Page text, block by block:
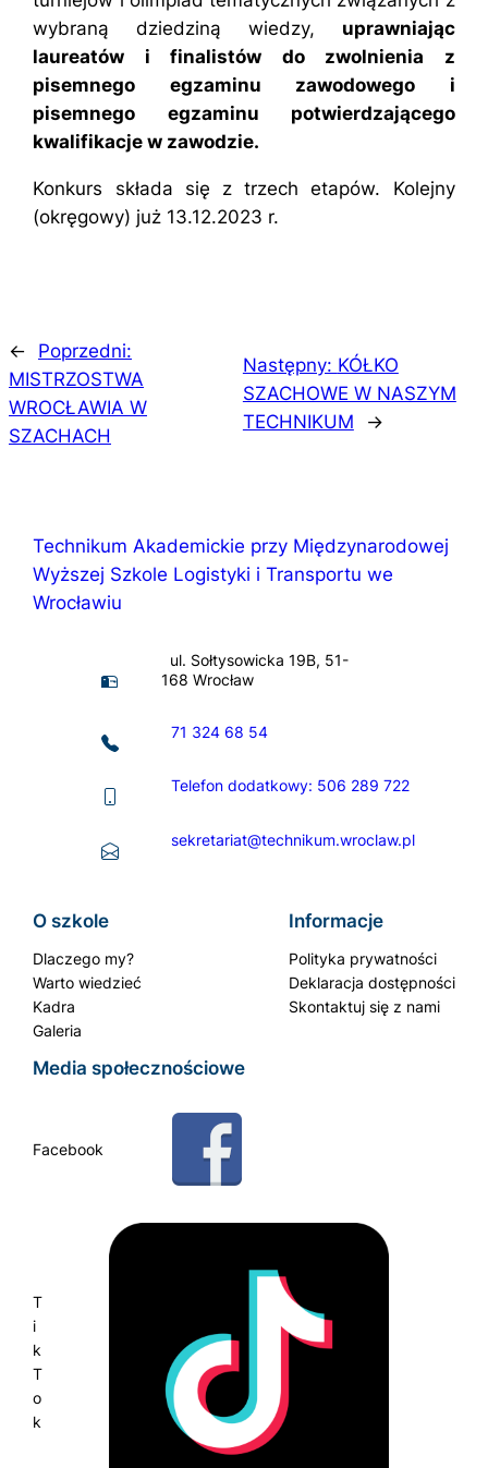
wybraną dziedziną wiedzy, uprawniając
laureatów i finalistów do zwolnienia z
pisemnego egzaminu zawodowego i
pisemnego egzaminu potwierdzającego
kwalifikacje w zawodzie.
Konkurs składa się z trzech etapów. Kolejny
(okręgowy) już 13.12.2023 r.
←
Poprzedni:
MISTRZOSTWA
WROCŁAWIA W
SZACHACH
Następny: KÓŁKO
SZACHOWE W NASZYM
TECHNIKUM
→
Technikum Akademickie przy Międzynarodowej
Wyższej Szkole Logistyki i Transportu we
Wrocławiu
ul. Sołtysowicka 19B, 51-
168 Wrocław
71 324 68 54
Telefon dodatkowy: 506 289 722
sekretariat@technikum.wroclaw.pl
O szkole
Dlaczego my?
Warto wiedzieć
Kadra
Galeria
Informacje
Polityka prywatności
Deklaracja dostępności
Skontaktuj się z nami
Media społecznościowe
Facebook
T
i
k
T
o
k